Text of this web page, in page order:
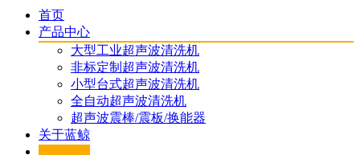
首页
产品中心
大型工业超声波清洗机
非标定制超声波清洗机
小型台式超声波清洗机
全自动超声波清洗机
超声波震棒/震板/换能器
关于蓝鲸